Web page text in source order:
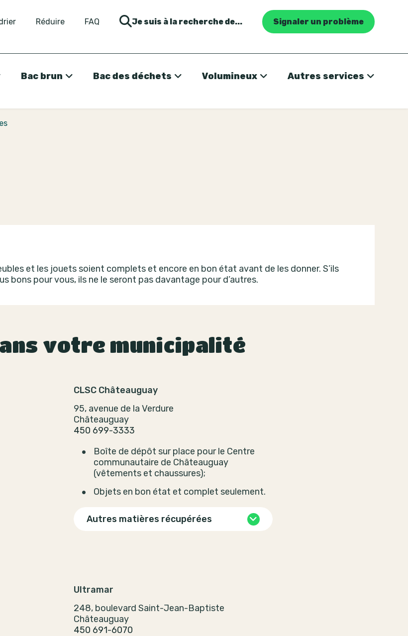
Réduire FAQ Je suis à la recherche de... Signaler un problème
Bac brun Bac des déchets Volumineux Autres services
et les jouets soient complets et encore en bon état avant de les donner. S’ils
bons pour vous, ils ne le seront pas davantage pour d’autres.
votre municipalité
CLSC Châteauguay
95, avenue de la Verdure
Châteauguay
450 699-3333
Boîte de dépôt sur place pour le Centre
communautaire de Châteauguay
(vêtements et chaussures);
Objets en bon état et complet seulement.
Autres matières récupérées
Ultramar
248, boulevard Saint-Jean-Baptiste
Châteauguay
450 691-6070